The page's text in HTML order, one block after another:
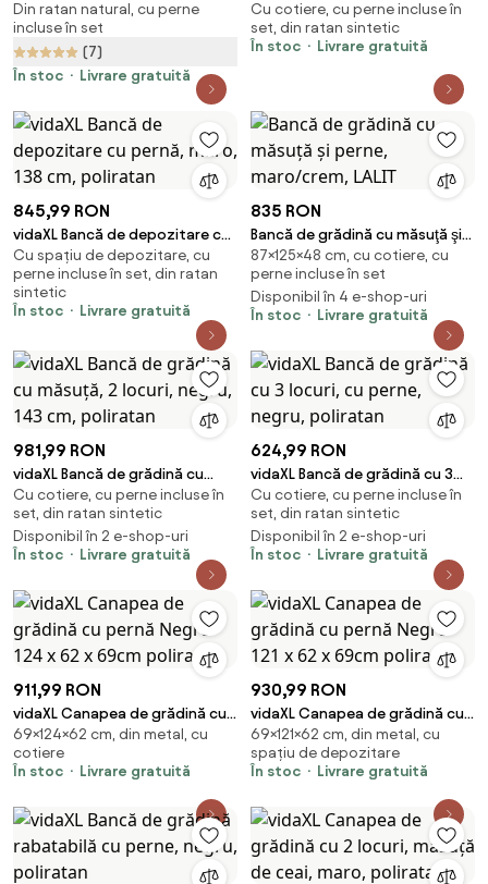
cu 2 locuri cu perne căptușite
Din ratan natural, cu perne
incluse în set
(7)
În stoc
Livrare gratuită
locuri, cu perne, negru,
poliratan
Cu cotiere, cu perne incluse în
set, din ratan sintetic
În stoc
Livrare gratuită
845,99 RON
vidaXL Bancă de depozitare cu
pernă, maro, 138 cm, poliratan
Cu spațiu de depozitare, cu
perne incluse în set, din ratan
sintetic
În stoc
Livrare gratuită
835 RON
Bancă de grădină cu măsuţă şi
perne, maro/crem, LALIT
87×125×48 cm, cu cotiere, cu
perne incluse în set
Disponibil în 4 e-shop-uri
În stoc
Livrare gratuită
981,99 RON
vidaXL Bancă de grădină cu
măsuță, 2 locuri, negru, 143 cm,
poliratan
Cu cotiere, cu perne incluse în
set, din ratan sintetic
Disponibil în 2 e-shop-uri
În stoc
Livrare gratuită
624,99 RON
vidaXL Bancă de grădină cu 3
locuri, cu perne, negru,
poliratan
Cu cotiere, cu perne incluse în
set, din ratan sintetic
Disponibil în 2 e-shop-uri
În stoc
Livrare gratuită
911,99 RON
vidaXL Canapea de grădină cu
pernă Negru 124 x 62 x 69cm
poliratan
69×124×62 cm, din metal, cu
cotiere
În stoc
Livrare gratuită
930,99 RON
vidaXL Canapea de grădină cu
pernă Negru 121 x 62 x 69cm
poliratan
69×121×62 cm, din metal, cu
spațiu de depozitare
În stoc
Livrare gratuită